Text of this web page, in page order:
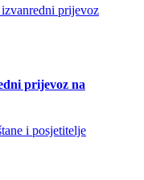
prijevoz na